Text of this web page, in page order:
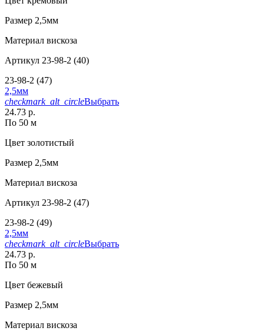
Размер 2,5мм
Материал вискоза
Артикул 23-98-2 (40)
23-98-2 (47)
2,5мм
checkmark_alt_circleВыбрать
24.73 р.
По 50 м
Цвет золотистый
Размер 2,5мм
Материал вискоза
Артикул 23-98-2 (47)
23-98-2 (49)
2,5мм
checkmark_alt_circleВыбрать
24.73 р.
По 50 м
Цвет бежевый
Размер 2,5мм
Материал вискоза